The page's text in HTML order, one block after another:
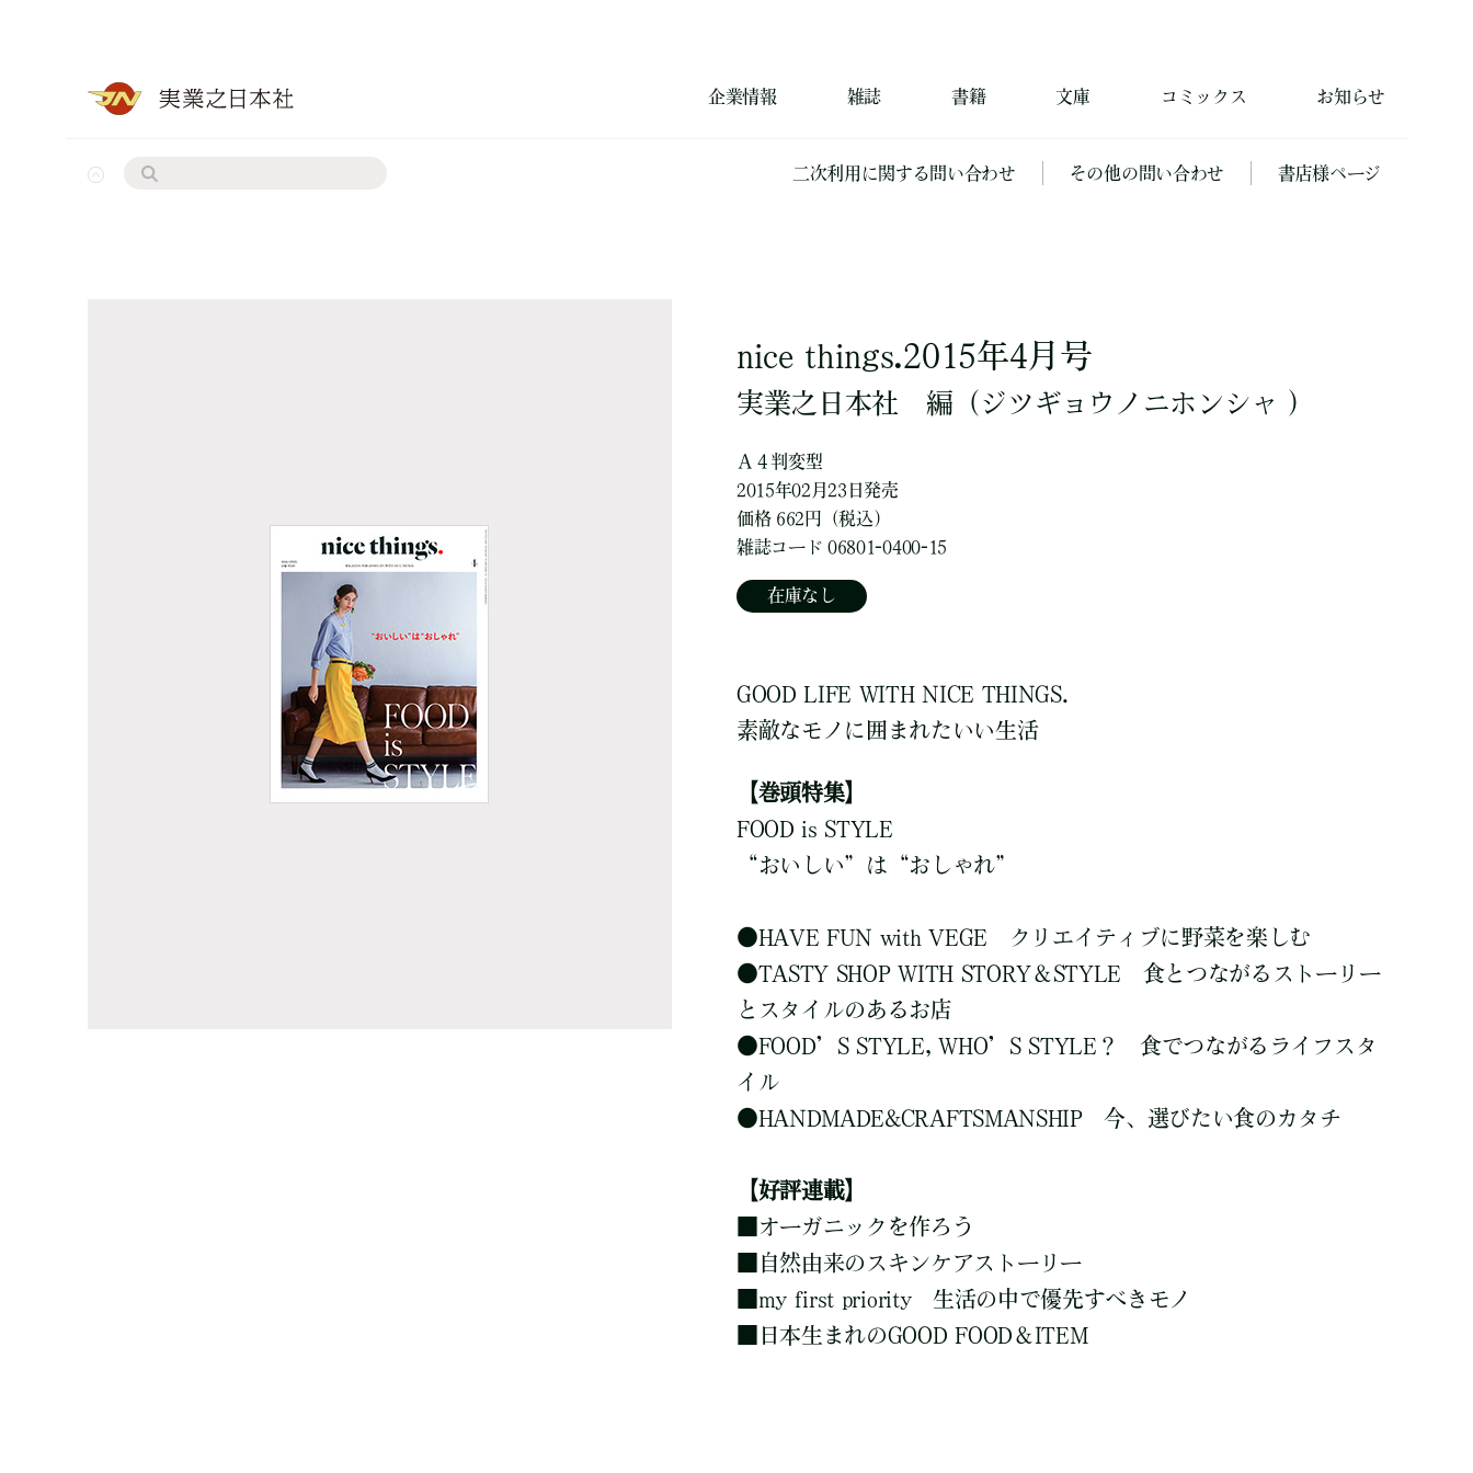
企業情報 雑誌 書籍 文庫 コミックス お知らせ
二次利用に関する問い合わせ その他の問い合わせ 書店様ページ
nice things.2015年4月号
実業之日本社 編 （ジツギョウノニホンシャ ）
Ａ４判変型
2015年02月23日発売
価格 662円（税込）
雑誌コード 06801-0400-15
在庫なし
GOOD LIFE WITH NICE THINGS.
素敵なモノに囲まれたいい生活
【巻頭特集】
FOOD is STYLE
“おいしい”は“おしゃれ”
●HAVE FUN with VEGE クリエイティブに野菜を楽しむ
●TASTY SHOP WITH STORY＆STYLE 食とつながるストーリー
とスタイルのあるお店
●FOOD’S STYLE, WHO’S STYLE？ 食でつながるライフスタ
イル
●HANDMADE&CRAFTSMANSHIP 今、選びたい食のカタチ
【好評連載】
オーガニックを作ろう
自然由来のスキンケアストーリー
my first priority 生活の中で優先すべきモノ
日本生まれのGOOD FOOD＆ITEM